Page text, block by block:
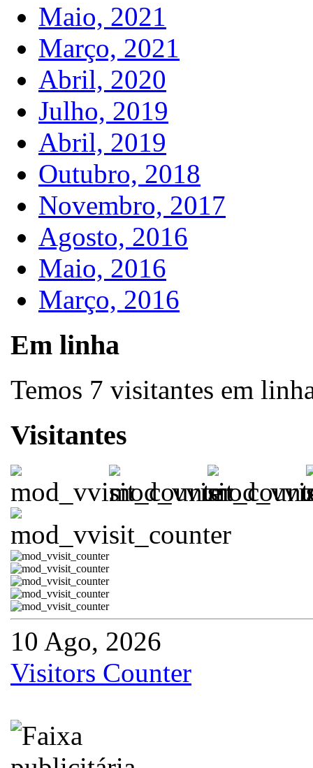
Maio, 2021
Março, 2021
Abril, 2020
Julho, 2019
Abril, 2019
Outubro, 2018
Novembro, 2017
Agosto, 2016
Maio, 2016
Março, 2016
Em linha
Temos 7 visitantes em
Visitantes
10 Ago, 2026
Visitors Counter